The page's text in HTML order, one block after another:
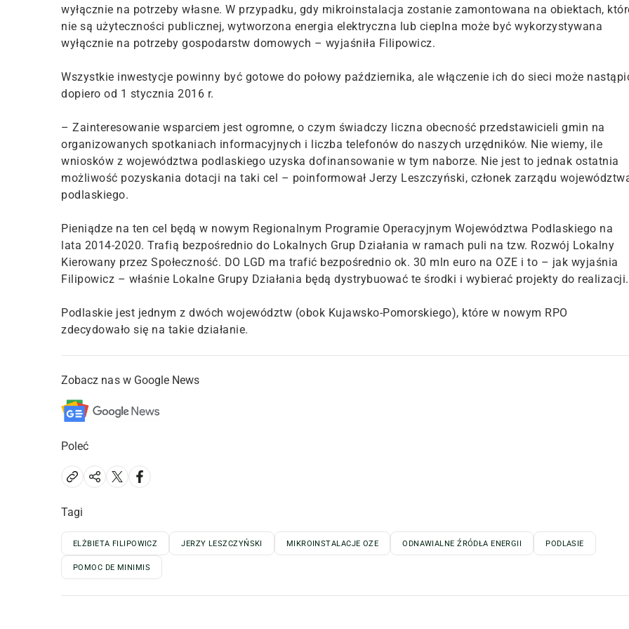
wyłącznie na potrzeby własne. W przypadku, gdy mikroinstalacja zostanie zamontowana na obiektach,
nie są użyteczności publicznej, wytworzona energia elektryczna lub cieplna może być wykorzystywana
wyłącznie na potrzeby gospodarstw domowych – wyjaśniła Filipowicz.
Wszystkie inwestycje powinny być gotowe do połowy października, ale włączenie ich do sieci może
dopiero od 1 stycznia 2016 r.
– Zainteresowanie wsparciem jest ogromne, o czym świadczy liczna obecność przedstawicieli gmin na
organizowanych spotkaniach informacyjnych i liczba telefonów do naszych urzędników. Nie wiemy, ile
wniosków z województwa podlaskiego uzyska dofinansowanie w tym naborze. Nie jest to jednak ostatnia
możliwość pozyskania dotacji na taki cel – poinformował Jerzy Leszczyński, członek zarządu
podlaskiego.
Pieniądze na ten cel będą w nowym Regionalnym Programie Operacyjnym Województwa Podlaskiego na
lata 2014-2020. Trafią bezpośrednio do Lokalnych Grup Działania w ramach puli na tzw. Rozwój Lokalny
Kierowany przez Społeczność. DO LGD ma trafić bezpośrednio ok. 30 mln euro na OZE i to – jak wyjaśnia
Filipowicz – właśnie Lokalne Grupy Działania będą dystrybuować te środki i wybierać projekty do realizacji.
Podlaskie jest jednym z dwóch województw (obok Kujawsko-Pomorskiego), które w nowym RPO
zdecydowało się na takie działanie.
Zobacz nas w Google News
Poleć
Tagi
ELŻBIETA FILIPOWICZ JERZY LESZCZYŃSKI MIKROINSTALACJE OZE ODNAWIALNE ŹRÓDŁA ENERGII PODLASIE
POMOC DE MINIMIS